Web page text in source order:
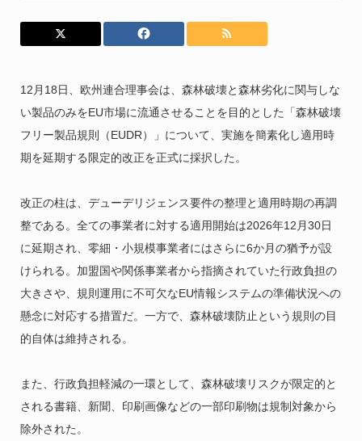
12月18日、欧州連合理事会は、森林破壊と森林劣化に関与しな
い製品のみをEU市場に流通させることを目的とした「森林破壊
フリー製品規則（EUDR）」について、実施を簡素化し適用時
期を延期する限定的改正を正式に採択した。
改正の柱は、デューデリジェンス要件の整理と適用時期の再調
整である。全ての事業者に対する適用開始は2026年12月30日
に延期され、零細・小規模事業者にはさらに6か月の猶予が設
けられる。加盟国や関係事業者から指摘されていた行政負担の
大きさや、規則運用に不可欠なEU情報システムの準備状況への
懸念に対応する措置だ。一方で、森林破壊防止という規則の目
的自体は維持される。
また、行政負担軽減の一環として、森林破壊リスクが限定的と
される書籍、新聞、印刷画像などの一部印刷物は規制対象から
除外された。